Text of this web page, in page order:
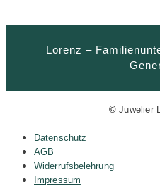
Lorenz –
© Juwelier
Datenschutz
AGB
Widerrufsbelehrung
Impressum